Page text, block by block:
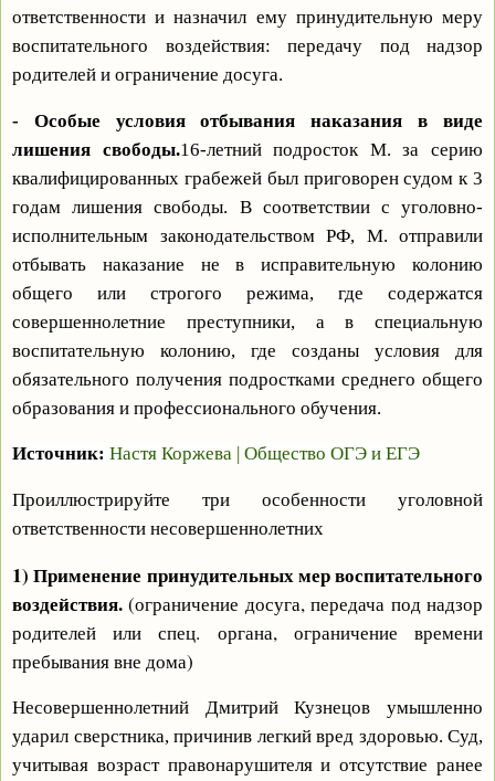
ответственности и назначил ему принудительную меру
воспитательного воздействия: передачу под надзор
родителей и ограничение досуга.
- Особые условия отбывания наказания в виде
лишения свободы.16-летний подросток М. за серию
квалифицированных грабежей был приговорен судом к 3
годам лишения свободы. В соответствии с уголовно-
исполнительным законодательством РФ, М. отправили
отбывать наказание не в исправительную колонию
общего или строгого режима, где содержатся
совершеннолетние преступники, а в специальную
воспитательную колонию, где созданы условия для
обязательного получения подростками среднего общего
образования и профессионального обучения.
Источник: Настя Коржева Общество ОГЭ и ЕГЭ
Проиллюстрируйте три особенности уголовной
ответственности несовершеннолетних
1) Применение принудительных мер воспитательного
воздействия.(ограничение досуга, передача под надзор
родителей или спец. органа, ограничение времени
пребывания вне дома)
Несовершеннолетний Дмитрий Кузнецов умышленно
ударил сверстника, причинив легкий вред здоровью. Суд,
учитывая возраст правонарушителя и отсутствие ранее